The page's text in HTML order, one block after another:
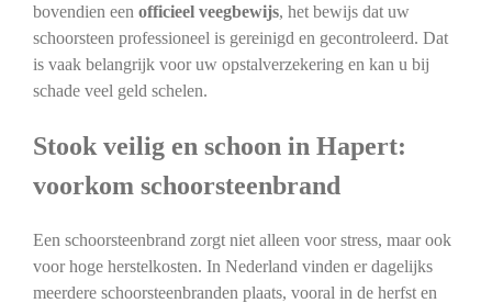
bovendien een officieel veegbewijs, het bewijs dat uw
schoorsteen professioneel is gereinigd en gecontroleerd. Dat
is vaak belangrijk voor uw opstalverzekering en kan u bij
schade veel geld schelen.
Stook veilig en schoon in Hapert:
voorkom schoorsteenbrand
Een schoorsteenbrand zorgt niet alleen voor stress, maar ook
voor hoge herstelkosten. In Nederland vinden er dagelijks
meerdere schoorsteenbranden plaats, vooral in de herfst en